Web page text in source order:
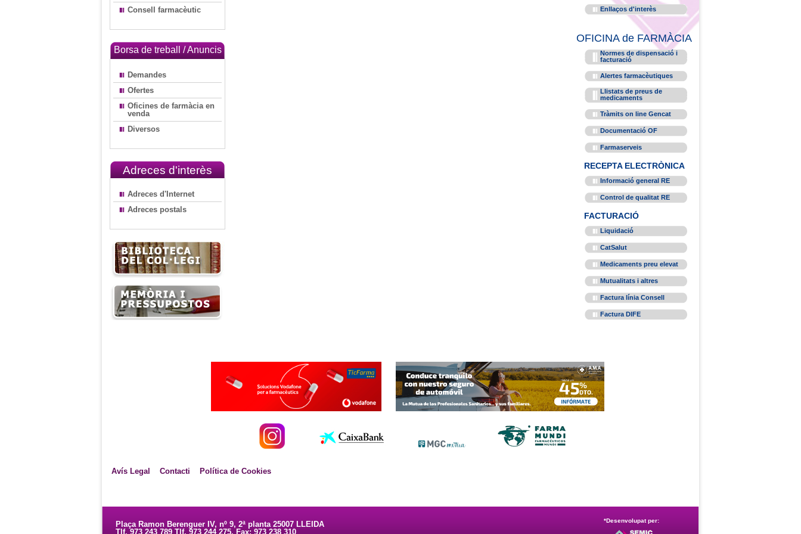
Consell farmacèutic
Borsa de treball / Anuncis
Demandes
Ofertes
Oficines de farmàcia en
venda
Diversos
Adreces d'interès
Adreces d'Internet
Adreces postals
Enllaços d'interès
OFICINA de FARMÀCIA
Normes de dispensació i
facturació
Alertes farmacèutiques
Llistats de preus de
medicaments
Tràmits on line Gencat
Documentació OF
Farmaserveis
RECEPTA ELECTRÒNICA
Informació general RE
Control de qualitat RE
FACTURACIÓ
Liquidació
CatSalut
Medicaments preu elevat
Mutualitats i altres
Factura línia Consell
Factura DIFE
Avís Legal Contacti Política de Cookies
Plaça Ramon Berenguer IV, nº 9, 2ª planta 25007 LLEIDA
Tlf. 973 243 789 Tlf. 973 244 275. Fax: 973 238 310
*Desenvolupat per: